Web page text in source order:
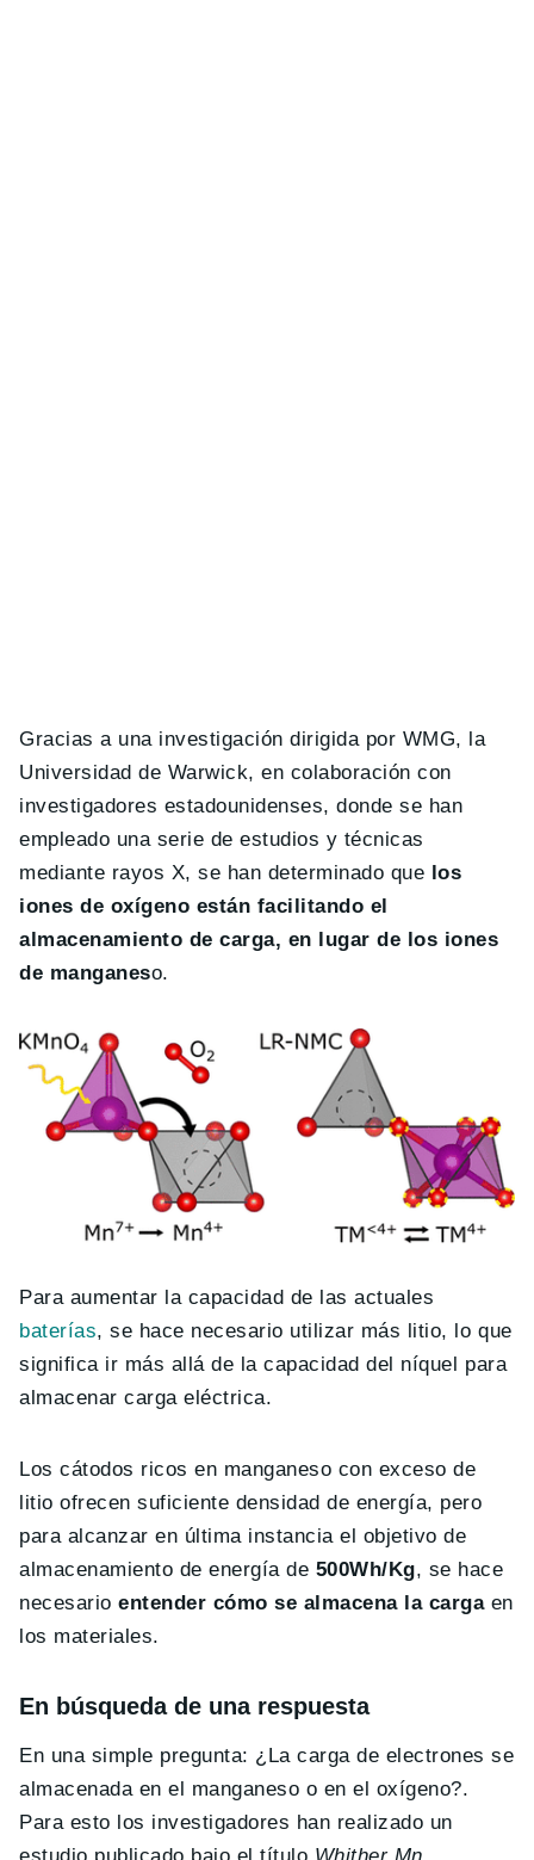
Gracias a una investigación dirigida por WMG, la
Universidad de Warwick, en colaboración con
investigadores estadounidenses, donde se han
empleado una serie de estudios y técnicas
mediante rayos X, se han determinado que los
iones de oxígeno están facilitando el
almacenamiento de carga, en lugar de los iones
de manganeso.
Para aumentar la capacidad de las actuales
baterías, se hace necesario utilizar más litio, lo que
significa ir más allá de la capacidad del níquel para
almacenar carga eléctrica.
Los cátodos ricos en manganeso con exceso de
litio ofrecen suficiente densidad de energía, pero
para alcanzar en última instancia el objetivo de
almacenamiento de energía de 500Wh/Kg, se hace
necesarioentender cómo se almacena la cargaen
los materiales.
En búsqueda de una respuesta
En una simple pregunta: ¿La carga de electrones se
almacenada en el manganeso o en el oxígeno?.
Para esto los investigadores han realizado un